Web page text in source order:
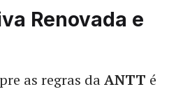
Renovada e
as regras daANTT é